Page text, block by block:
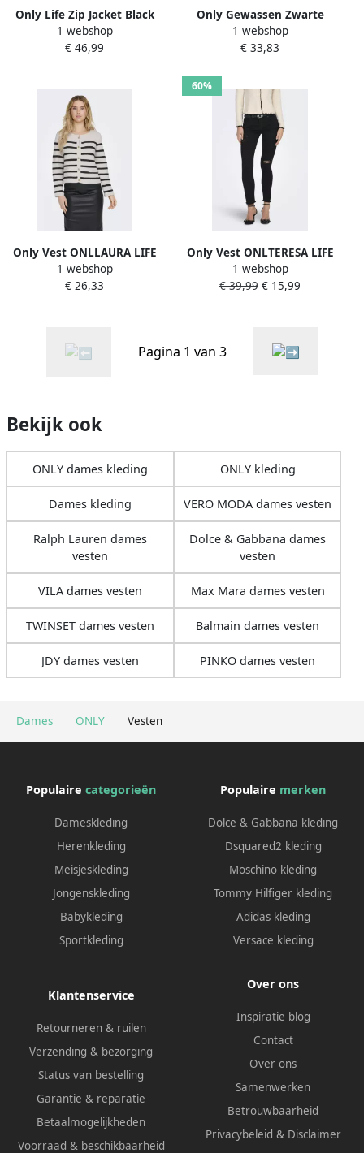
Dames ONLY Vesten
Only Life Zip Jacket Black
Dames
1 webshop
€ 46,99
Only Gewassen Zwarte
Denim Vest Black Dames
1 webshop
€ 33,83
Only Vest ONLLAURA LIFE
LS O-NECK CARDIGAN CC
KNT
1 webshop
€ 26,33
60%
Only Vest ONLTERESA LIFE
LS ONECK CARDIGAN CC
KNT
1 webshop
€ 39,99 € 15,99
Pagina 1 van 3
Bekijk ook
ONLY dames kleding ONLY kleding
Dames kleding VERO MODA dames vesten
Ralph Lauren dames
vesten
Dolce & Gabbana dames
vesten
VILA dames vesten Max Mara dames vesten
TWINSET dames vesten Balmain dames vesten
JDY dames vesten PINKO dames vesten
Populaire categorieën
Dameskleding
Herenkleding
Meisjeskleding
Jongenskleding
Babykleding
Sportkleding
Populaire merken
Dolce & Gabbana kleding
Dsquared2 kleding
Moschino kleding
Tommy Hilfiger kleding
Adidas kleding
Versace kleding
Klantenservice
Retourneren & ruilen
Verzending & bezorging
Status van bestelling
Garantie & reparatie
Betaalmogelijkheden
Voorraad & beschikbaarheid
Over ons
Inspiratie blog
Contact
Over ons
Samenwerken
Betrouwbaarheid
Privacybeleid & Disclaimer